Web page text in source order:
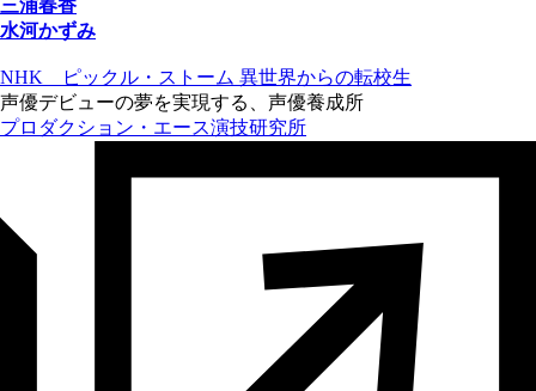
三浦春香
水河かずみ
NHK ピックル・ストーム 異世界からの転校生
声優デビューの夢を実現する、声優養成所
プロダクション・エース演技研究所